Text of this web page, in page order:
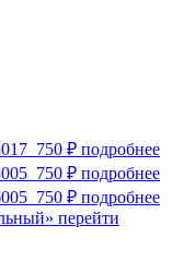
750 ₽ подробнее
750 ₽ подробнее
750 ₽ подробнее
перейти